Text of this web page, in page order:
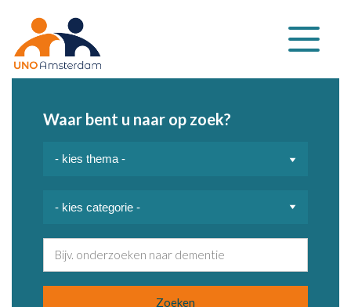
Klap
navigatie
Waar bent u naar op zoek?